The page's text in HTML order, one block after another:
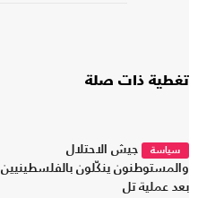
تغطية ذات صلة
سياسة
جيش الاحتلال
والمستوطنون ينكّلون بالفلسطينيين
بعد عملية تل